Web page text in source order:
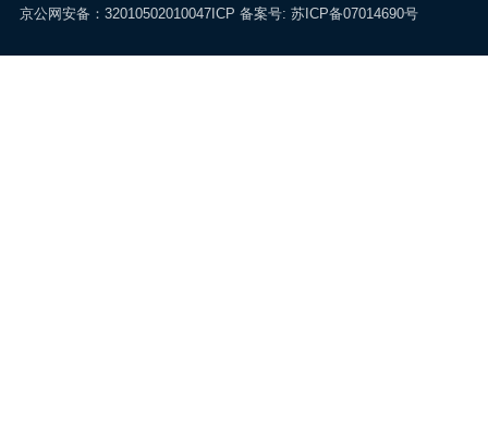
京公网安备：32010502010047ICP 备案号: 苏ICP备07014690号